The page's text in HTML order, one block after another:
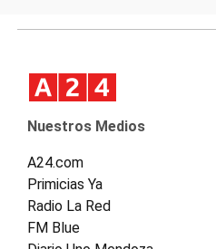
Nuestros Medios
A24.com
Primicias Ya
Radio La Red
FM Blue